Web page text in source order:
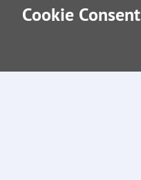
Cookie Consent